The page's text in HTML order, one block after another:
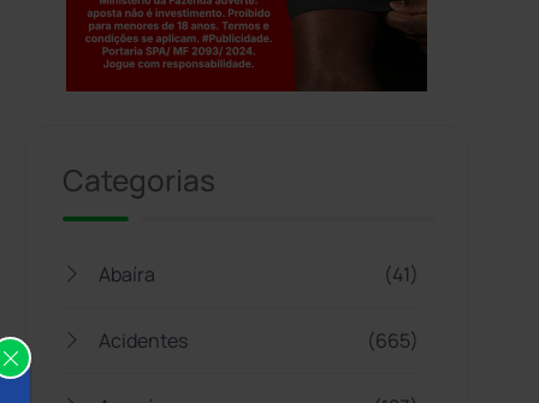
Categorias
Abaíra (41)
Acidentes (665)